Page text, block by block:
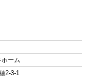
ーム
2-3-1